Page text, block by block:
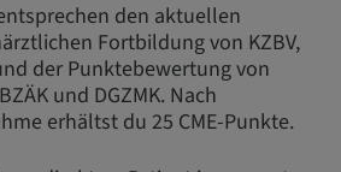
den aktuellen
Fortbildung von KZBV,
der Punktebewertung von
und DGZMK. Nach
erhältst du 25 CME-Punkte.